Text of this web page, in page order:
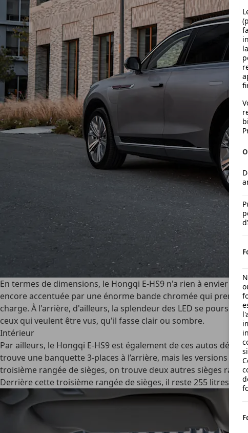
En termes de dimensions, le Hongqi E-HS9 n'a rien à envier à
encore accentuée par une énorme bande chromée qui prend
charge. À l'arrière, d'ailleurs, la splendeur des LED se
ceux qui veulent être vus, qu'il fasse clair ou sombre.
Intérieur
Par ailleurs, le Hongqi E-HS9 est également de ces autos
trouve une banquette 3-places à l’arrière, mais les versions «
troisième rangée de sièges, on trouve deux autres sièges
Derrière cette troisième rangée de sièges, il reste 255 litres